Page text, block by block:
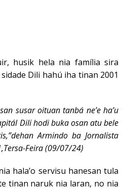
husik hela nia família sira
Dili hahú iha tinan 2001
susar oituan tanbá ne’e ha’u
Dili hodi buka osan atu bele
Armindo ba Jornalista
Feira (09/07/24)
hala’o servisu hanesan tula
tinan naruk nia laran, no nia